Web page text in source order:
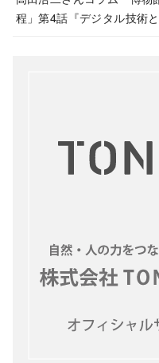
程」第4話『デジタル技術